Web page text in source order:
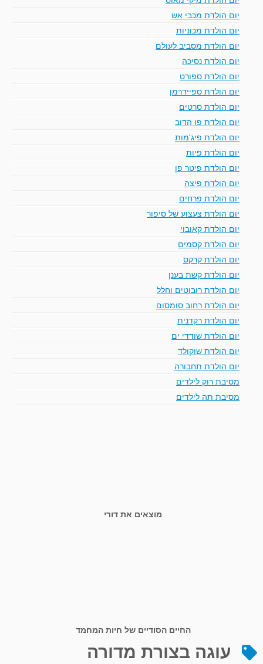
יום הולדת מכבי אש
יום הולדת מכוניות
יום הולדת מסביב לעולם
יום הולדת נסיכה
יום הולדת ספורט
יום הולדת ספיידרמן
יום הולדת סרטים
יום הולדת פו הדוב
יום הולדת פיג'מות
יום הולדת פיות
יום הולדת פיטר פן
יום הולדת פיצה
יום הולדת פרחים
יום הולדת צעצוע של סיפור
יום הולדת קאובוי
יום הולדת קסמים
יום הולדת קרקס
יום הולדת קשת בענן
יום הולדת רובוטים וחלל
יום הולדת רחוב סומסום
יום הולדת רקדנית
יום הולדת שודדי ים
יום הולדת שוקולד
יום הולדת תחבורה
מסיבת רוק לילדים
מסיבת תה לילדים
מוצאים את דורי
החיים הסודיים של חיות המחמד
עוגה בצורת מדורה